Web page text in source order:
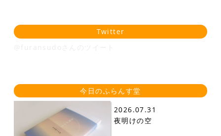
Twitter
今日のふらんす堂
2026.07.31
夜明けの空